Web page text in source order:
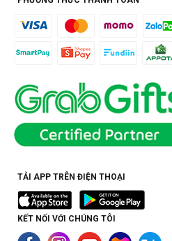
TẢI APP TRÊN ĐIỆN THOẠI
KẾT NỐI VỚI CHÚNG TÔI